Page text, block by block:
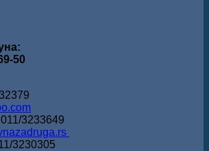
50
011/3233649
3230305